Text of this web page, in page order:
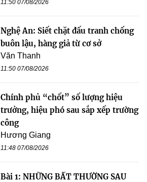
11:50 07/08/2026
Nghệ An: Siết chặt đấu tranh chống
buôn lậu, hàng giả từ cơ sở
Văn Thanh
11:50 07/08/2026
Chính phủ “chốt” số lượng hiệu
trưởng, hiệu phó sau sắp xếp trường
công
Hương Giang
11:48 07/08/2026
Bài 1: NHỮNG BẤT THƯỜNG SAU